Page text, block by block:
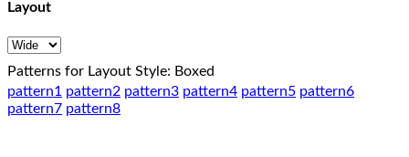
Layout
Patterns for Layout Style: Boxed
pattern1 pattern2 pattern3 pattern4 pattern5 pattern6
pattern7 pattern8